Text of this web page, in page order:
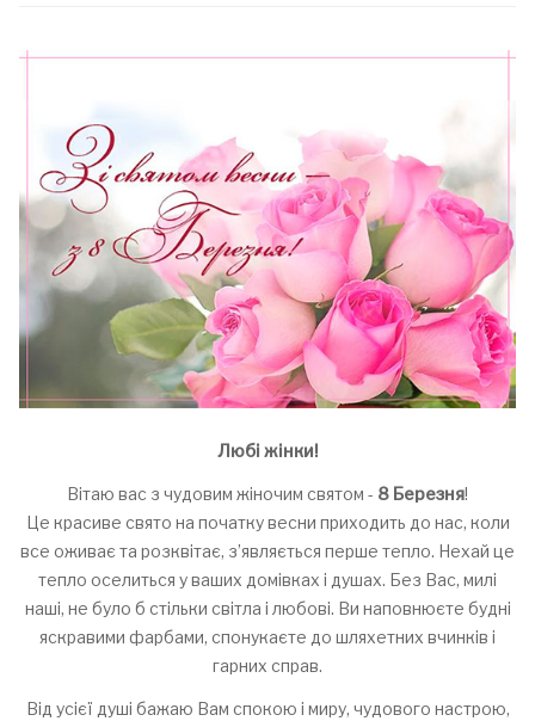
Любі жінки!
Вітаю вас з чудовим жіночим святом - 8 Березня!
Це красиве свято на початку весни приходить до нас, коли
все оживає та розквітає, з’являється перше тепло. Нехай це
тепло оселиться у ваших домівках і душах. Без Вас, милі
наші, не було б стільки світла і любові. Ви наповнюєте будні
яскравими фарбами, спонукаєте до шляхетних вчинків і
гарних справ.
Від усієї душі бажаю Вам спокою і миру, чудового настрою,